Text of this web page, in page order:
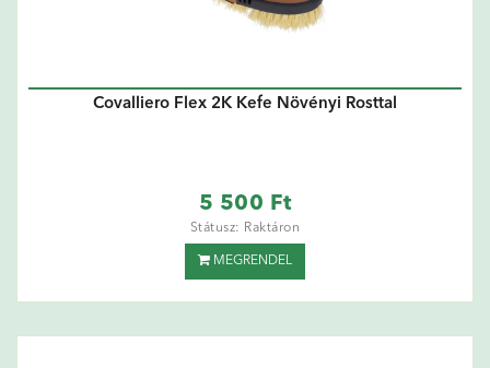
Covalliero Flex 2K Kefe Növényi Rosttal
5 500 Ft
Státusz: Raktáron
MEGRENDEL